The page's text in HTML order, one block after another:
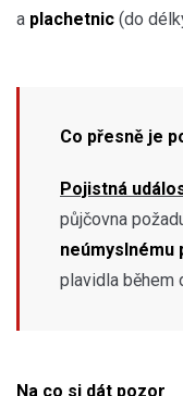
a plachetnic (do
Co přesně je
Pojistná
půjčovna
neúmyslnému
plavidla během
Na co si dát pozor